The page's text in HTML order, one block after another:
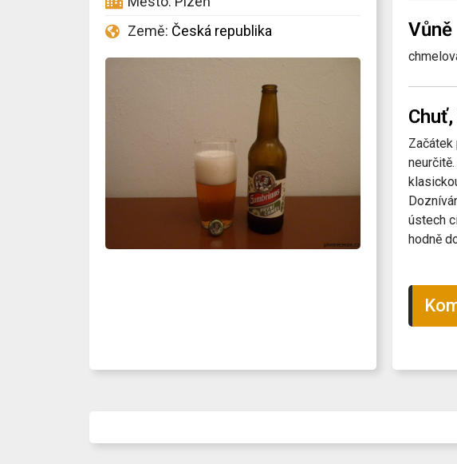
Země: Česká republika Vůně
Začátek
ústech
hodně